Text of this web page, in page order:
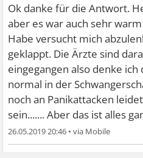
Ok danke für die Antwort.
aber es war auch sehr
Habe versucht mich
geklappt. Die Ärzte sind
eingegangen also denke ich
normal in der
noch an Panikattacken
sein....... Aber das ist alles
26.05.2019 20:46 •